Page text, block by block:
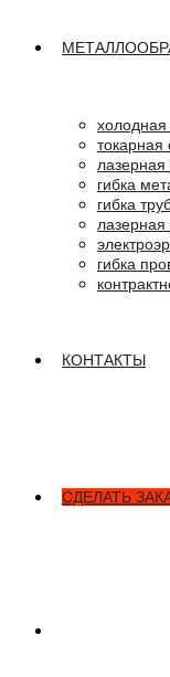
токарная
лазерная
гибка
гибка
гибка
КОНТАКТЫ
СДЕЛАТЬ